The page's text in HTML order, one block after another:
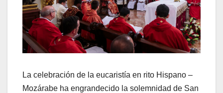
La celebración de la eucaristía en rito Hispano –
Mozárabe ha engrandecido la solemnidad de San